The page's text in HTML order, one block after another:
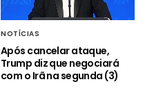
NOTÍCIAS
Após cancelar ataque,
Trump diz que negociará
com o Irã na segunda (3)